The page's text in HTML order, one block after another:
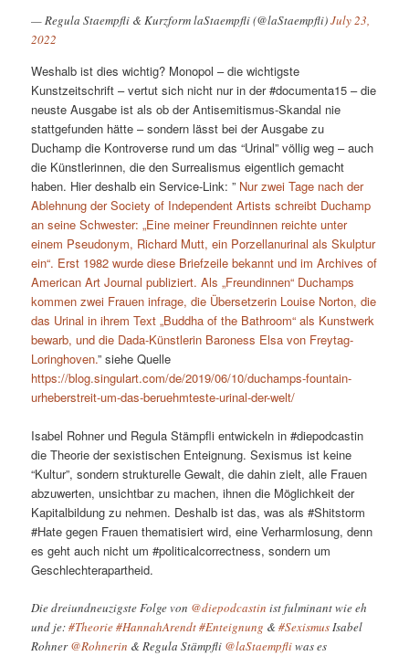
— Regula Staempfli & Kurzform laStaempfli (@laStaempfli)July 23,
2022
Weshalb ist dies wichtig? Monopol – die wichtigste
Kunstzeitschrift – vertut sich nicht nur in der #documenta15 – die
neuste Ausgabe ist als ob der Antisemitismus-Skandal nie
stattgefunden hätte – sondern lässt bei der Ausgabe zu
Duchamp die Kontroverse rund um das “Urinal” völlig weg – auch
die Künstlerinnen, die den Surrealismus eigentlich gemacht
haben. Hier deshalb ein Service-Link: ” Nur zwei Tage nach der
Ablehnung der Society of Independent Artists schreibt Duchamp
an seine Schwester: „Eine meiner Freundinnen reichte unter
einem Pseudonym, Richard Mutt, ein Porzellanurinal als Skulptur
ein“. Erst 1982 wurde diese Briefzeile bekannt und im Archives of
American Art Journal publiziert. Als „Freundinnen“ Duchamps
kommen zwei Frauen infrage, die Übersetzerin Louise Norton, die
das Urinal in ihrem Text „Buddha of the Bathroom“ als Kunstwerk
bewarb, und die Dada-Künstlerin Baroness Elsa von Freytag-
Loringhoven.” siehe Quelle
https://blog.singulart.com/de/2019/06/10/duchamps-fountain-
urheberstreit-um-das-beruehmteste-urinal-der-welt/
Isabel Rohner und Regula Stämpfli entwickeln in #diepodcastin
die Theorie der sexistischen Enteignung. Sexismus ist keine
“Kultur”, sondern strukturelle Gewalt, die dahin zielt, alle Frauen
abzuwerten, unsichtbar zu machen, ihnen die Möglichkeit der
Kapitalbildung zu nehmen. Deshalb ist das, was als #Shitstorm
#Hate gegen Frauen thematisiert wird, eine Verharmlosung, denn
es geht auch nicht um #politicalcorrectness, sondern um
Geschlechterapartheid.
Die dreiundneuzigste Folge von @diepodcastin ist fulminant wie eh
und je:#Theorie#HannahArendt#Enteignung &#SexismusIsabel
Rohner@Rohnerin & Regula Stämpfli @laStaempfliwas es